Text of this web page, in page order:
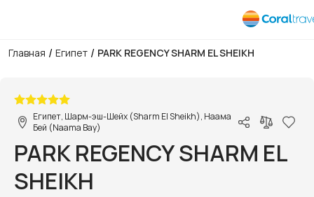
Главная / Египет / PARK REGENCY SHARM EL SHEIKH
Египет, Шарм-эш-Шейх (Sharm El Sheikh), Наама
Бей (Naama Bay)
PARK REGENCY SHARM EL
SHEIKH